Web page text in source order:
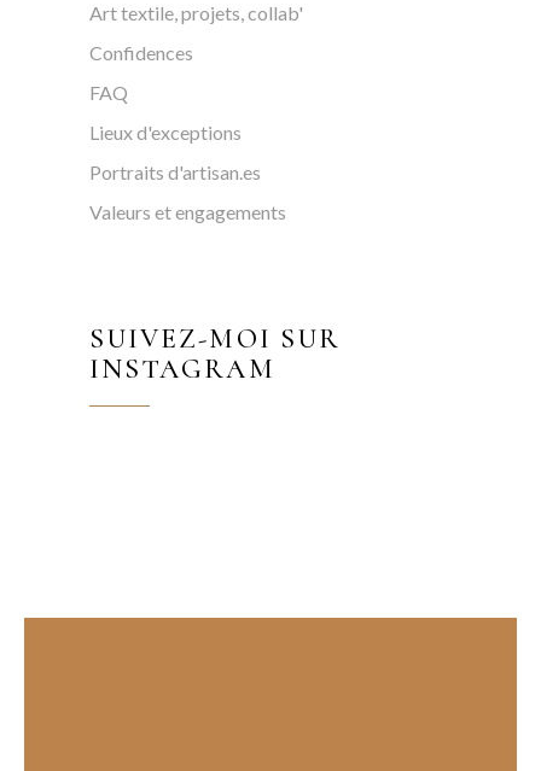
Art textile, projets, collab'
Confidences
FAQ
Lieux d'exceptions
Portraits d'artisan.es
Valeurs et engagements
SUIVEZ-MOI SUR
INSTAGRAM